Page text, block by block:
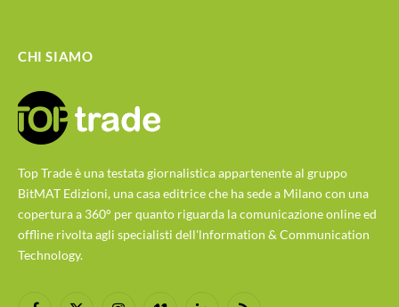
CHI SIAMO
Top Trade è una testata giornalistica appartenente al gruppo
BitMAT Edizioni, una casa editrice che ha sede a Milano con una
copertura a 360° per quanto riguarda la comunicazione online ed
offline rivolta agli specialisti dell'lnformation & Communication
Technology.